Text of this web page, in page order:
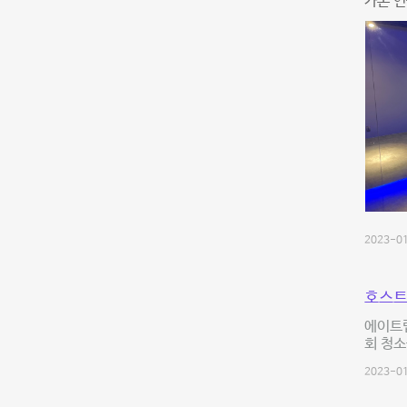
2023-
호스
에이트
회 청
2023-